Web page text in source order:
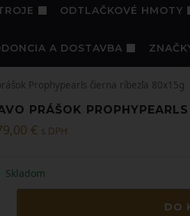
ODTLAČKOVÉ HMOTY
A DOSTAVBA
Prophypearls čierna ríbezľa 80x15g
PRÁŠOK
€ s DPH
Skladom
DO